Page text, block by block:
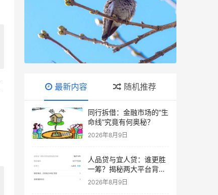
最新内容 随机推荐
同行拆借：金融市场的“生
命线”究竟有何奥秘？
2026年8月9日
人品贷与宜人贷：谁更胜
一筹？揭秘两大平台背后
的数据真相
2026年8月9日